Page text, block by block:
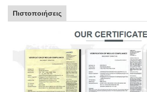
Πιστοποιήσεις